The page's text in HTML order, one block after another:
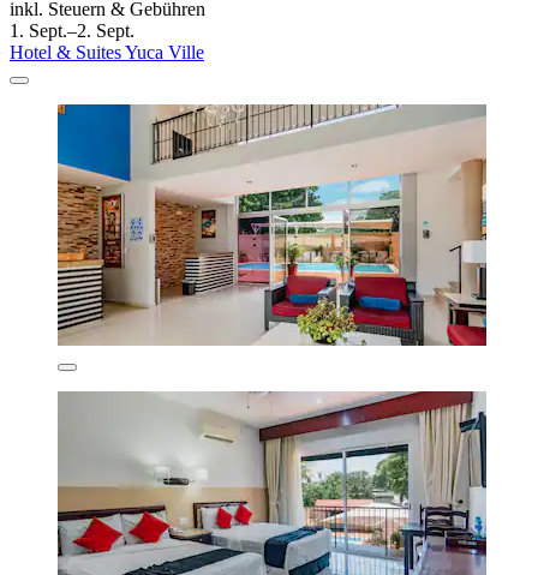
inkl. Steuern & Gebühren
1. Sept.–2. Sept.
Hotel & Suites Yuca Ville